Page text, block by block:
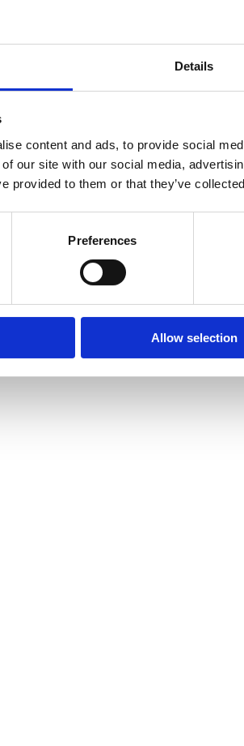
Details
content and ads, to provide social
our site with our social media,
provided to them or that they’ve
Preferences
Allow selection